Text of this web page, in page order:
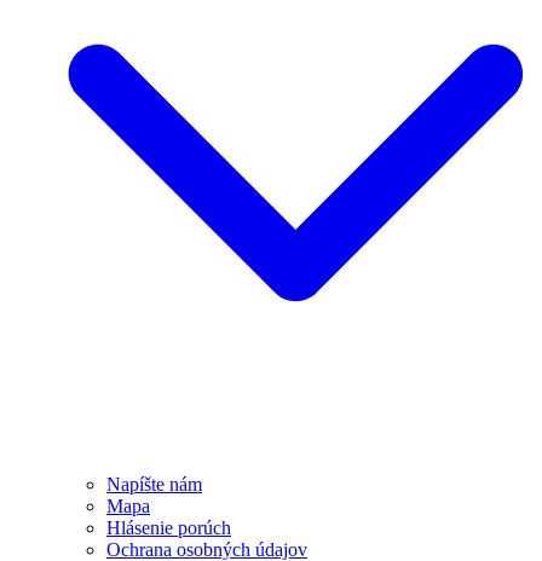
Napíšte nám
Mapa
Hlásenie porúch
Ochrana osobných údajov